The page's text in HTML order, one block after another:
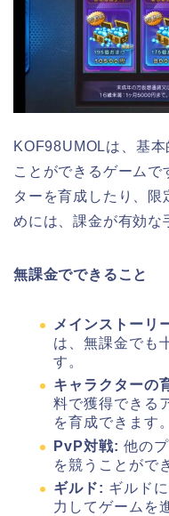
KOF98UMOLは、基
ことができるゲームで
ターを育成したり、限
めには、課金が有効な
無課金でできること
メインストーリ
は、無課金でも
す。
キャラクターの
料で獲得できる
を育成できます。
PvP対戦: 他の
を競うことがで
ギルド: ギルド
力してゲームを